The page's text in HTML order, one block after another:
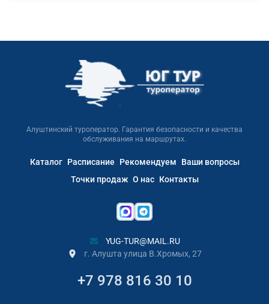
Алуштинский туроператор. Гарантия безопасности и качества
обслуживания на маршрутах.
Каталог Расписание Рекомендуем
Ваши вопросы
Точки продаж О нас Контакты
YUG-TUR@MAIL.RU
г. Алушта улица В.Хромых, 27
+7 978 816 30 10